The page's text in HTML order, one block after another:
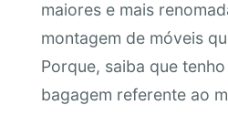
maiores e mais
montagem de móveis
Porque, saiba que
bagagem referente ao